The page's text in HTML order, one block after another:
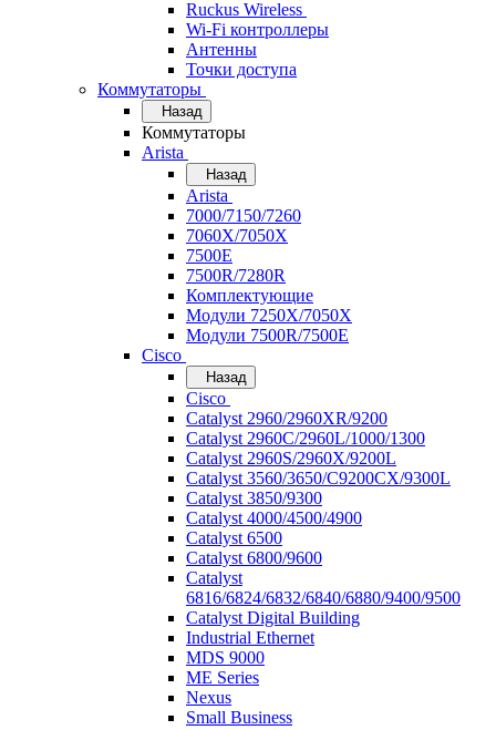
Ruckus Wireless
Wi-Fi контроллеры
Антенны
Точки доступа
Коммутаторы
Назад
Коммутаторы
Arista
Назад
Arista
7000/7150/7260
7060X/7050X
7500E
7500R/7280R
Комплектующие
Модули 7250X/7050X
Модули 7500R/7500E
Cisco
Назад
Cisco
Catalyst 2960/2960XR/9200
Catalyst 2960C/2960L/1000/1300
Catalyst 2960S/2960X/9200L
Catalyst 3560/3650/C9200CX/9300L
Catalyst 3850/9300
Catalyst 4000/4500/4900
Catalyst 6500
Catalyst 6800/9600
Catalyst
6816/6824/6832/6840/6880/9400/9500
Catalyst Digital Building
Industrial Ethernet
MDS 9000
ME Series
Nexus
Small Business